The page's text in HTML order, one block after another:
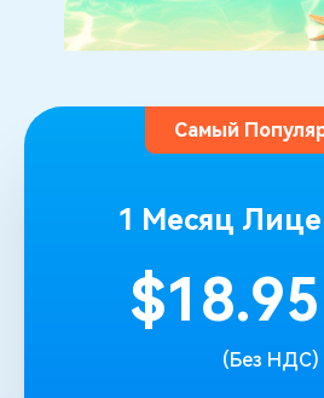
Самый
1 Месяц
$18.95
(Без НДС)